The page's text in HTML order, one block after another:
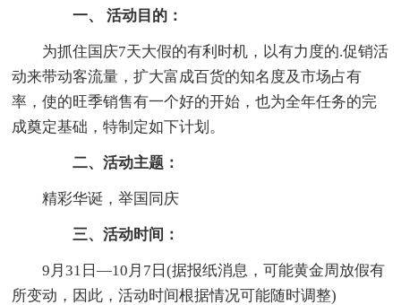
一、 活动目的：
为抓住国庆7天大假的有利时机，以有力度的.促销活
动来带动客流量，扩大富成百货的知名度及市场占有
率，使的旺季销售有一个好的开始，也为全年任务的完
成奠定基础，特制定如下计划。
二、活动主题：
精彩华诞，举国同庆
三、活动时间：
9月31日—10月7日(据报纸消息，可能黄金周放假有
所变动，因此，活动时间根据情况可能随时调整)